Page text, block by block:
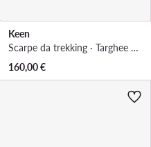
Keen
Scarpe da trekking · Targhee III Mid Wp 1023040 · Grigio
160,00€